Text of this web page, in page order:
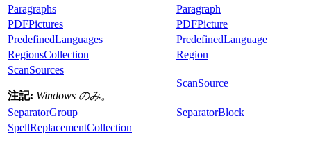
Paragraphs
Paragraph
PDFPictures
PDFPicture
PredefinedLanguages
PredefinedLanguage
RegionsCollection
Region
ScanSources
注記: Windows のみ。
ScanSource
SeparatorGroup
SeparatorBlock
SpellReplacementCollection